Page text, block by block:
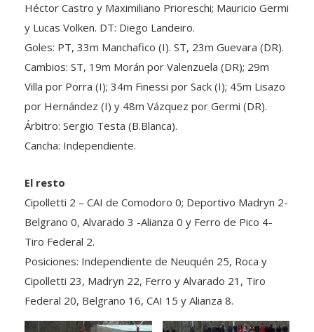
y Lucas Volken. DT: Diego Landeiro.
Goles: PT, 33m Manchafico (I). ST, 23m Guevara (DR).
Cambios: ST, 19m Morán por Valenzuela (DR); 29m
Villa por Porra (I); 34m Finessi por Sack (I); 45m Lisazo
por Hernández (I) y 48m Vázquez por Germi (DR).
Árbitro: Sergio Testa (B.Blanca).
Cancha: Independiente.
Cipolletti 2 – CAI de Comodoro 0; Deportivo Madryn 2-
Belgrano 0, Alvarado 3 -Alianza 0 y Ferro de Pico 4-
Tiro Federal 2.
Posiciones: Independiente de Neuquén 25, Roca y
Cipolletti 23, Madryn 22, Ferro y Alvarado 21, Tiro
Federal 20, Belgrano 16, CAI 15 y Alianza 8.